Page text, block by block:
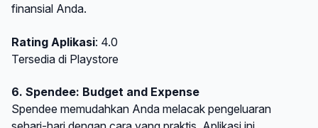
finansial Anda.
Rating Aplikasi: 4.0
Tersedia di Playstore
6. Spendee: Budget and Expense
Spendee memudahkan Anda melacak pengeluaran